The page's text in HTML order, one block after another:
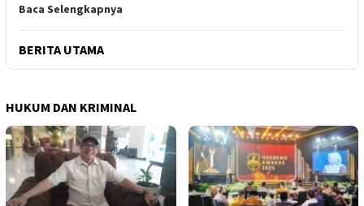
Baca Selengkapnya
BERITA UTAMA
HUKUM DAN KRIMINAL